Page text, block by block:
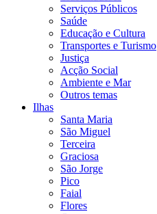
Serviços Públicos
Saúde
Educação e Cultura
Transportes e Turismo
Justiça
Acção Social
Ambiente e Mar
Outros temas
Ilhas
Santa Maria
São Miguel
Terceira
Graciosa
São Jorge
Pico
Faial
Flores